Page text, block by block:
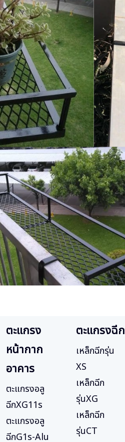
ตะแกรง
หน้ากาก
อาคาร
ตะแกรงอลู
ฉีกXG11s
ตะแกรงอลู
ฉีกG1s-Alu
ตะแกรงฉีก
เหล็กฉีกรุ่น
XS
เหล็กฉีก
รุ่นXG
เหล็กฉีก
รุ่นCT